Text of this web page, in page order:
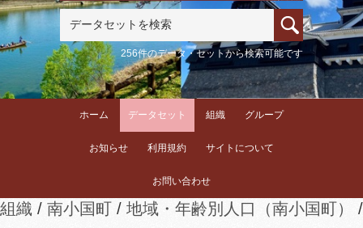
256件のデータ・セットから検索可能です
ホーム データセット 組織 グループ
お知らせ 利用規約 サイトについて
お問い合わせ
組織 南小国町
地域・年齢別人口（南小国町）